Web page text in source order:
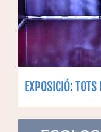
EXPOSICIÓ: